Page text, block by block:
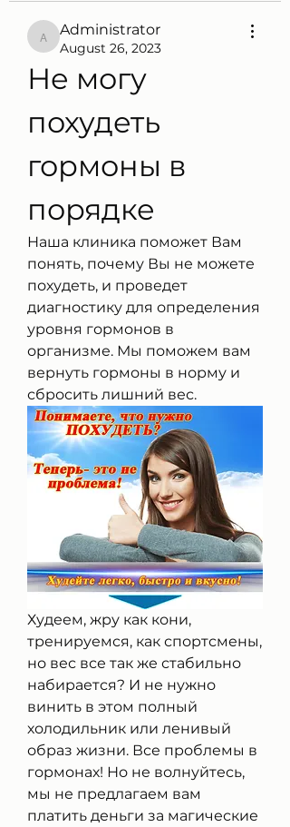
Administrator
Administrator
August 26, 2023
Не могу
похудеть
гормоны в
порядке
Наша клиника поможет Вам
понять, почему Вы не можете
похудеть, и проведет
диагностику для определения
уровня гормонов в
организме. Мы поможем вам
вернуть гормоны в норму и
сбросить лишний вес.
Худеем, жру как кони,
тренируемся, как спортсмены,
но вес все так же стабильно
набирается? И не нужно
винить в этом полный
холодильник или ленивый
образ жизни. Все проблемы в
гормонах! Но не волнуйтесь,
мы не предлагаем вам
платить деньги за магические